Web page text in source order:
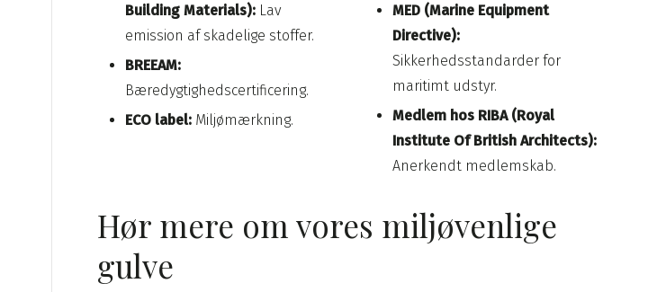
Building Materials): Lav
emission af skadelige stoffer.
BREEAM:
Bæredygtighedscertificering.​
ECO label: Miljømærkning.
MED (Marine Equipment
Directive):
Sikkerhedsstandarder for
maritimt udstyr.
Medlem hos RIBA (Royal
Institute Of British Architects):
Anerkendt medlemskab.​
Hør mere om vores miljøvenlige
gulve